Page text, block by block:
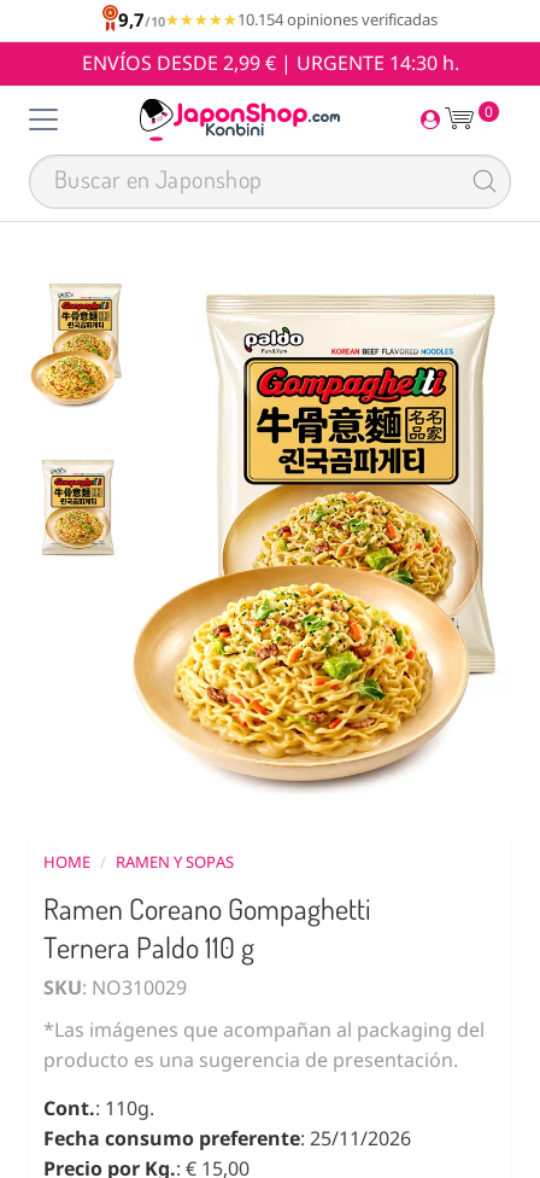
9,7/10★★★★★
★★★★★10.154 opiniones verificadas
ENVÍOS DESDE 2,99 € | URGENTE 14:30 h.
0
HOME / RAMEN Y SOPAS
Ramen Coreano Gompaghetti
Ternera Paldo 110 g
SKU: NO310029
*Las imágenes que acompañan al packaging del
producto es una sugerencia de presentación.
Cont.: 110g.
Fecha consumo preferente: 25/11/2026
Precio por Kg.: € 15,00